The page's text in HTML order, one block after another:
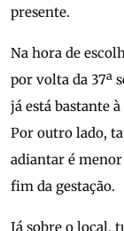
presente.
Na hora de
por volta da 37ª
já está bastante
Por outro lado,
adiantar é
fim da gestação.
Já sobre o local,